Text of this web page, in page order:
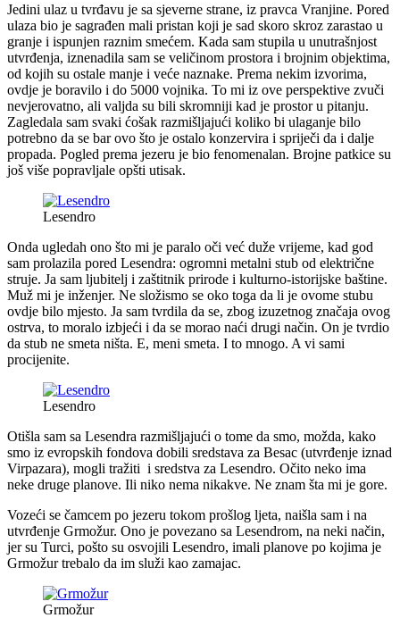
Jedini ulaz u tvrđavu je sa sjeverne strane, iz pravca Vranjine. Pored
ulaza bio je sagrađen mali pristan koji je sad skoro skroz zarastao u
granje i ispunjen raznim smećem. Kada sam stupila u unutrašnjost
utvrđenja, iznenadila sam se veličinom prostora i brojnim objektima,
od kojih su ostale manje i veće naznake. Prema nekim izvorima,
ovdje je boravilo i do 5000 vojnika. To mi iz ove perspektive zvuči
nevjerovatno, ali valjda su bili skromniji kad je prostor u pitanju.
Zagledala sam svaki ćošak razmišljajući koliko bi ulaganje bilo
potrebno da se bar ovo što je ostalo konzervira i spriječi da i dalje
propada. Pogled prema jezeru je bio fenomenalan. Brojne patkice su
još više popravljale opšti utisak.
Lesendro
Onda ugledah ono što mi je paralo oči već duže vrijeme, kad god
sam prolazila pored Lesendra: ogromni metalni stub od električne
struje. Ja sam ljubitelj i zaštitnik prirode i kulturno-istorijske baštine.
Muž mi je inženjer. Ne složismo se oko toga da li je ovome stubu
ovdje bilo mjesto. Ja sam tvrdila da se, zbog izuzetnog značaja ovog
ostrva, to moralo izbjeći i da se morao naći drugi način. On je tvrdio
da stub ne smeta ništa. E, meni smeta. I to mnogo. A vi sami
procijenite.
Lesendro
Otišla sam sa Lesendra razmišljajući o tome da smo, možda, kako
smo iz evropskih fondova dobili sredstava za Besac (utvrđenje iznad
Virpazara), mogli tražiti i sredstva za Lesendro. Očito neko ima
neke druge planove. Ili niko nema nikakve. Ne znam šta mi je gore.
Vozeći se čamcem po jezeru tokom prošlog ljeta, naišla sam i na
utvrđenje Grmožur. Ono je povezano sa Lesendrom, na neki način,
jer su Turci, pošto su osvojili Lesendro, imali planove po kojima je
Grmožur trebalo da im služi kao zamajac.
Grmožur